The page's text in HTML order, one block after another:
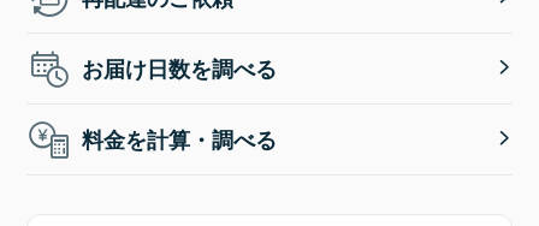
お届け日数を調べる
料金を計算・調べる